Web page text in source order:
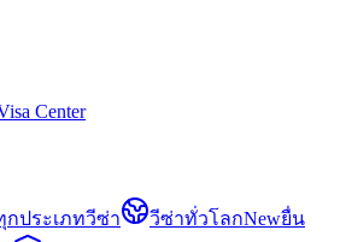
Center
ประเภทวีซ่า วีซ่าทั่วโลกNewยื่น